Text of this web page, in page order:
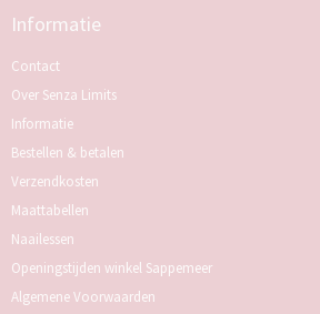
Informatie
Contact
Over Senza Limits
Informatie
Bestellen & betalen
Verzendkosten
Maattabellen
Naailessen
Openingstijden winkel Sappemeer
Algemene Voorwaarden